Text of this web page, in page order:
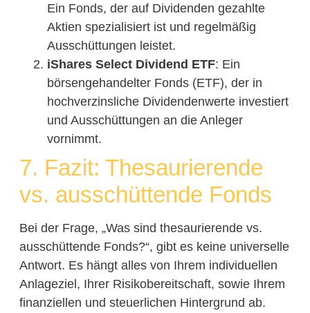
Ein Fonds, der auf Dividenden gezahlte
Aktien spezialisiert ist und regelmäßig
Ausschüttungen leistet.
iShares Select Dividend ETF: Ein
börsengehandelter Fonds (ETF), der in
hochverzinsliche Dividendenwerte investiert
und Ausschüttungen an die Anleger
vornimmt.
7. Fazit: Thesaurierende
vs. ausschüttende Fonds
Bei der Frage, „Was sind thesaurierende vs.
ausschüttende Fonds?“, gibt es keine universelle
Antwort. Es hängt alles von Ihrem individuellen
Anlageziel, Ihrer Risikobereitschaft, sowie Ihrem
finanziellen und steuerlichen Hintergrund ab.